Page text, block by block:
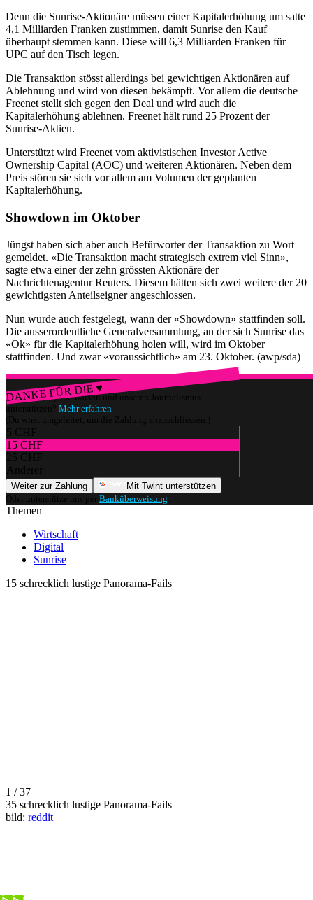
Denn die Sunrise-Aktionäre müssen einer Kapitalerhöhung um satte
4,1 Milliarden Franken zustimmen, damit Sunrise den Kauf
überhaupt stemmen kann. Diese will 6,3 Milliarden Franken für
UPC auf den Tisch legen.
Die Transaktion stösst allerdings bei gewichtigen Aktionären auf
Ablehnung und wird von diesen bekämpft. Vor allem die deutsche
Freenet stellt sich gegen den Deal und wird auch die
Kapitalerhöhung ablehnen. Freenet hält rund 25 Prozent der
Sunrise-Aktien.
Unterstützt wird Freenet vom aktivistischen Investor Active
Ownership Capital (AOC) und weiteren Aktionären. Neben dem
Preis stören sie sich vor allem am Volumen der geplanten
Kapitalerhöhung.
Showdown im Oktober
Jüngst haben sich aber auch Befürworter der Transaktion zu Wort
gemeldet. «Die Transaktion macht strategisch extrem viel Sinn»,
sagte etwa einer der zehn grössten Aktionäre der
Nachrichtenagentur Reuters. Diesem hätten sich zwei weitere der 20
gewichtigsten Anteilseigner angeschlossen.
Nun wurde auch festgelegt, wann der «Showdown» stattfinden soll.
Die ausserordentliche Generalversammlung, an der sich Sunrise das
«Ok» für die Kapitalerhöhung holen will, wird im Oktober
stattfinden. Und zwar «voraussichtlich» am 23. Oktober. (awp/sda)
DANKE FÜR DIE ♥
Würdest du gerne watson und unseren Journalismus
unterstützen? Mehr erfahren
(Du wirst umgeleitet, um die Zahlung abzuschliessen.)
5 CHF
15 CHF
25 CHF
Anderer
Weiter zur Zahlung
Mit Twint unterstützen
Oder unterstütze uns per Banküberweisung
Themen
Wirtschaft
Digital
Sunrise
15 schrecklich lustige Panorama-Fails
1 / 37
35 schrecklich lustige Panorama-Fails
bild: reddit